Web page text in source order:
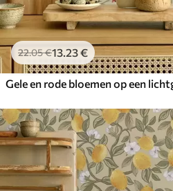
22.05€13.23€